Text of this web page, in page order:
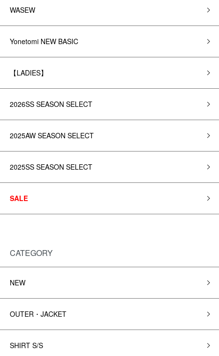
WASEW
Yonetomi NEW BASIC
【LADIES】
2026SS SEASON SELECT
2025AW SEASON SELECT
2025SS SEASON SELECT
SALE
CATEGORY
NEW
OUTER・JACKET
SHIRT S/S